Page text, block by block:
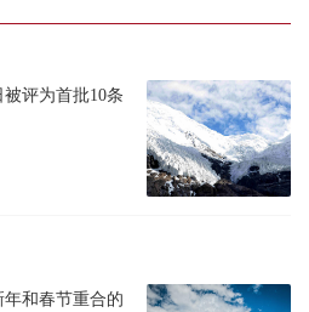
评为首批10条
和春节重合的